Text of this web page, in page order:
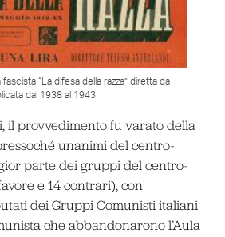
“La difesa della razza” diretta da
dal 1938 al 1943
il provvedimento fu varato della
unanimi del centro-
parte dei gruppi del centro-
e 14 contrari), con
dei Gruppi Comunisti italiani
che abbandonarono l’Aula